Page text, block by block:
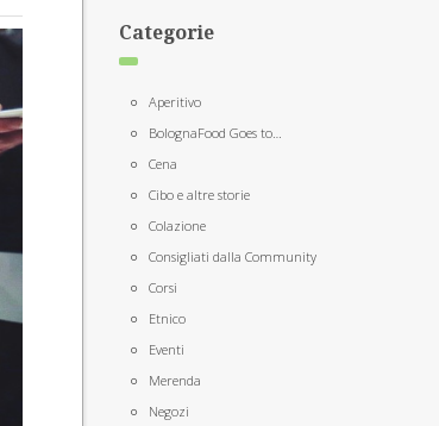
Categorie
Aperitivo
BolognaFood Goes to…
Cena
Cibo e altre storie
Colazione
Consigliati dalla Community
Corsi
Etnico
Eventi
Merenda
Negozi